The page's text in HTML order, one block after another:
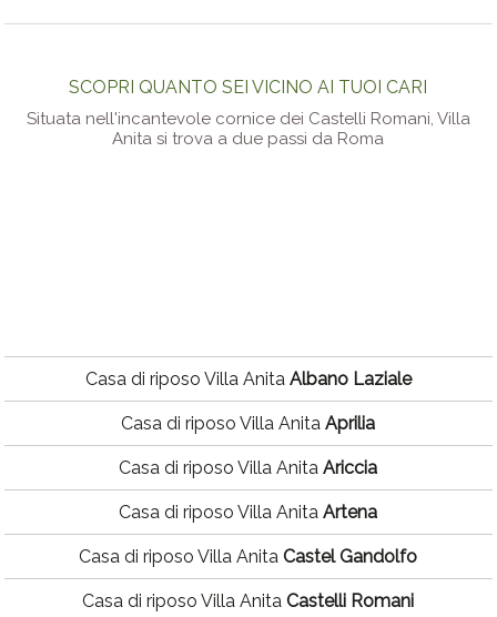
SCOPRI QUANTO SEI VICINO AI TUOI CARI
Situata nell'incantevole cornice dei Castelli Romani, Villa
Anita si trova a due passi da Roma
Casa di riposo Villa Anita Albano Laziale
Casa di riposo Villa AnitaAprilia
Casa di riposo Villa AnitaAriccia
Casa di riposo Villa AnitaArtena
Casa di riposo Villa AnitaCastel Gandolfo
Casa di riposo Villa AnitaCastelli Romani